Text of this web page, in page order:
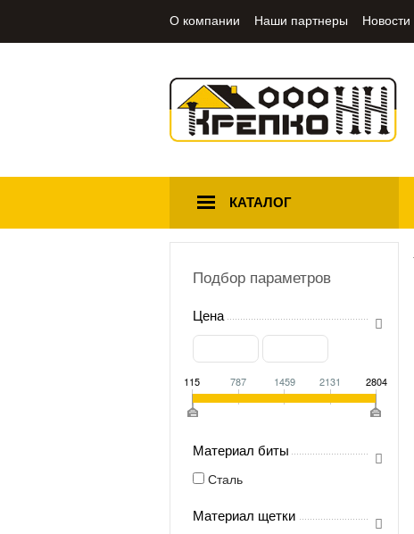
О компании Наши партнеры Новости
КАТАЛОГ
Подбор параметров
Цена
115 787 1459 2131 2804
Материал биты
Сталь
Материал щетки